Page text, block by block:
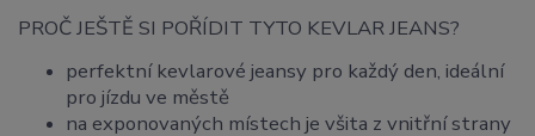
PROČ JEŠTĚ SI POŘÍDIT TYTO KEVLAR JEANS?
perfektní kevlarové jeansy pro každý den, ideální
pro jízdu ve městě
na exponovaných místech je všita z vnitřní strany